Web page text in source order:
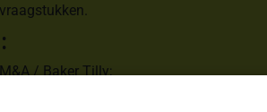
/ Baker Tilly;
/ Marktlink M&A;